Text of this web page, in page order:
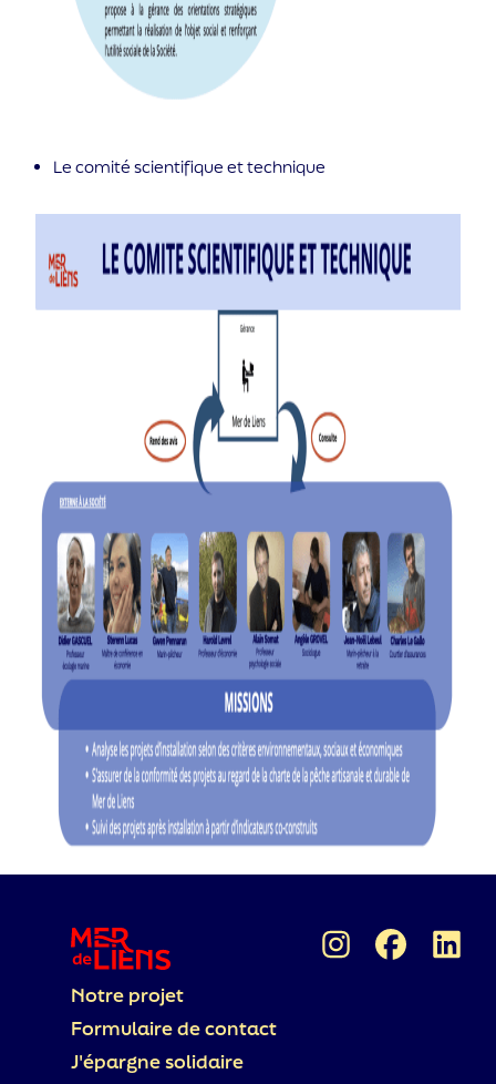
Le comité scientifique et technique
Notre projet
Formulaire de contact
J'épargne solidaire